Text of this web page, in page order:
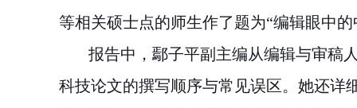
等相关硕士点的师生作了题为“编辑眼中
报告中，鄢子平副主编从编辑与审稿
科技论文的撰写顺序与常见误区。她还详